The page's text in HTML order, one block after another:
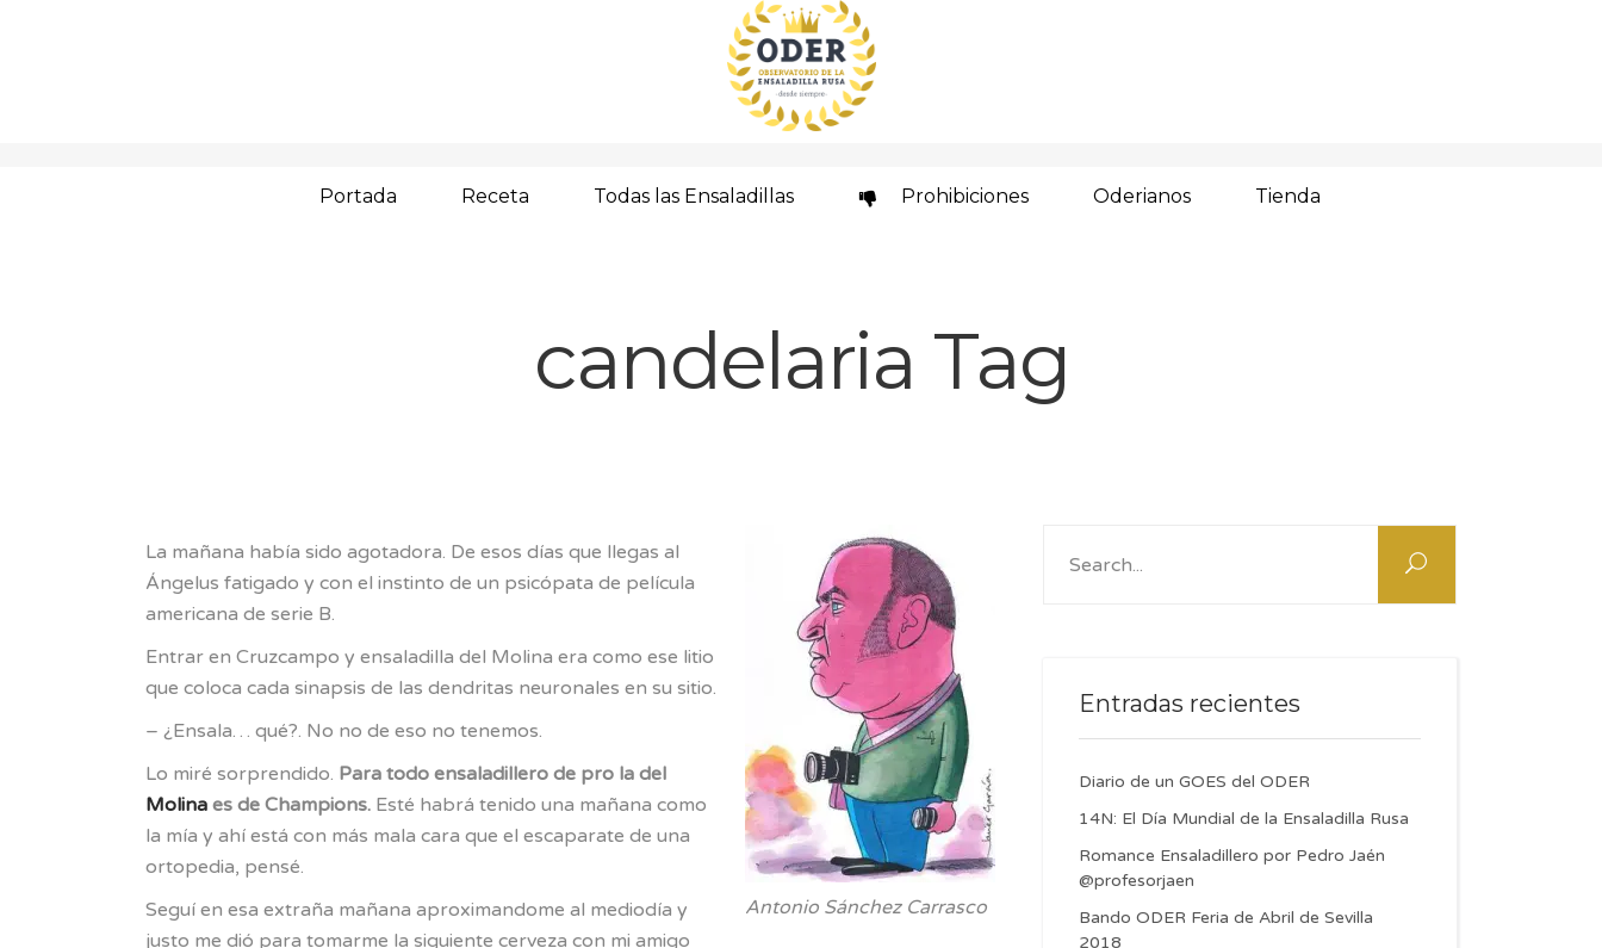
Portada Receta Todas las Ensaladillas Prohibiciones Oderianos Tienda
candelaria Tag
Antonio Sánchez Carrasco
La mañana había sido agotadora. De esos días que llegas al
Ángelus fatigado y con el instinto de un psicópata de película
americana de serie B.
Entrar en Cruzcampo y ensaladilla del Molina era como ese litio
que coloca cada sinapsis de las dendritas neuronales en su sitio.
– ¿Ensala… qué?. No no de eso no tenemos.
Lo miré sorprendido. Para todo ensaladillero de pro la del
Molina es de Champions. Esté habrá tenido una mañana como
la mía y ahí está con más mala cara que el escaparate de una
ortopedia, pensé.
Seguí en esa extraña mañana aproximandome al mediodía y
justo me dió para tomarme la siguiente cerveza con mi amigo
Entradas recientes
Diario de un GOES del ODER
14N: El Día Mundial de la Ensaladilla Rusa
Romance Ensaladillero por Pedro Jaén
@profesorjaen
Bando ODER Feria de Abril de Sevilla
2018